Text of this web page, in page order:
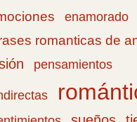
enamorado
romanticas de
pensamientos